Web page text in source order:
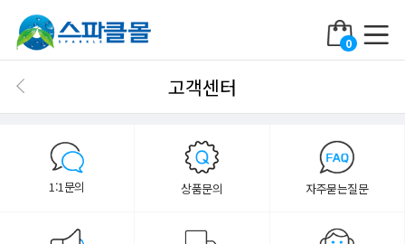
0
고객센터
1:1문의 상품문의 자주묻는질문